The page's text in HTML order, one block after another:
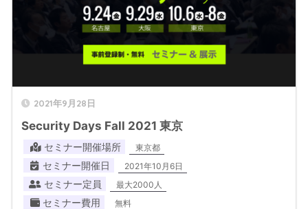
2021年9月28日
Security Days Fall 2021 東京
セミナー開催場所 東京都
セミナー開催日 2021年10月6日
セミナー定員 最大2000人
セミナー費用 無料